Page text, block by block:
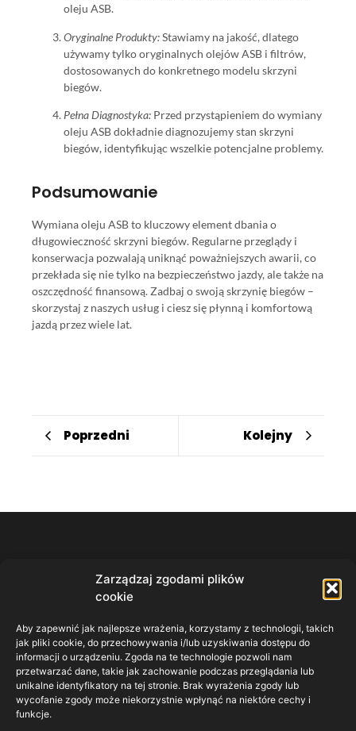
Zarządzaj zgodami plików
cookie
Aby zapewnić jak najlepsze wrażenia, korzystamy z technologii, takich
jak pliki cookie, do przechowywania i/lub uzyskiwania dostępu do
informacji o urządzeniu. Zgoda na te technologie pozwoli nam
przetwarzać dane, takie jak zachowanie podczas przeglądania lub
unikalne identyfikatory na tej stronie. Brak wyrażenia zgody lub
wycofanie zgody może niekorzystnie wpłynąć na niektóre cechy i
funkcje.
oleju ASB.
Oryginalne Produkty:Stawiamy na jakość, dlatego
używamy tylko oryginalnych olejów ASB i filtrów,
dostosowanych do konkretnego modelu skrzyni
biegów.
Pełna Diagnostyka: Przed przystąpieniem do wymiany
oleju ASB dokładnie diagnozujemy stan skrzyni
biegów, identyfikując wszelkie potencjalne problemy.
Podsumowanie
Wymiana oleju ASB to kluczowy element dbania o
długowieczność skrzyni biegów. Regularne przeglądy i
konserwacja pozwalają uniknąć poważniejszych awarii, co
przekłada się nie tylko na bezpieczeństwo jazdy, ale także na
oszczędność finansową. Zadbaj o swoją skrzynię biegów –
skorzystaj z naszych usług i ciesz się płynną i komfortową
jazdą przez wiele lat.
Poprzedni Kolejny
Biuro - 501 572 240
serwisasbpoznan@gmail.com
Żwirki i Wigury 34, 62-006 Kobylnica, Polska
Przydatne linki
Polityka cookies
Polityka prywatności